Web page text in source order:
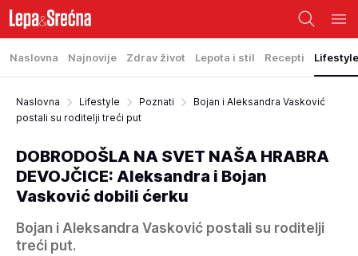
Naslovna Najnovije Zdrav život Lepota i stil Recepti Lifestyle
Naslovna Lifestyle Poznati
Bojan i Aleksandra Vasković
postali su roditelji treći put
DOBRODOŠLA NA SVET NAŠA HRABRA
DEVOJČICE: Aleksandra i Bojan
Vasković dobili ćerku
Bojan i Aleksandra Vasković postali su roditelji
treći put.